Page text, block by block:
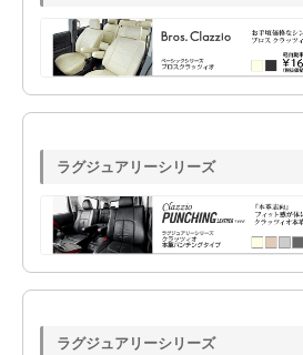
ラグジュアリーシリーズ
ラグジュアリーシリーズ